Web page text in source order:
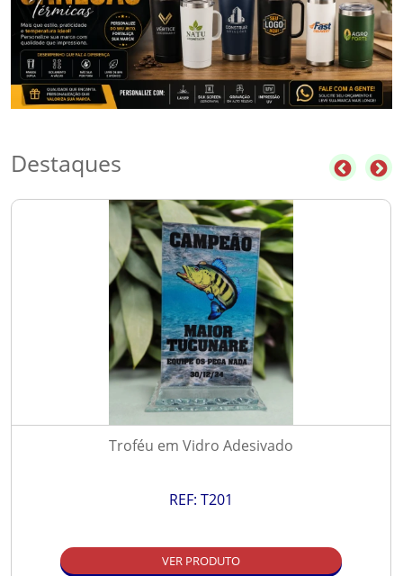
Destaques
Troféu em Vidro Adesivado
REF: T201
VER PRODUTO